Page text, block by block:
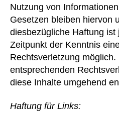
Nutzung von
Gesetzen bleiben hiervon
diesbezügliche Haftung ist
Zeitpunkt der Kenntnis
Rechtsverletzung
entsprechenden
diese Inhalte umgehend
Haftung für Links: